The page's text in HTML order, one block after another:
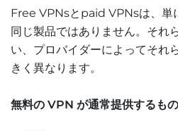
Free VPNsとpaid VPNsは、単
同じ製品ではありません。そ
い、プロバイダーによってそれ
きく異なります。
無料の VPN が通常提供するも